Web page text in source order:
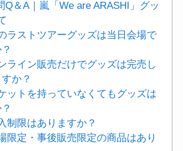
＆A｜嵐「We are ARASHI」グッ
ラストツアーグッズは当日会場で
ライン販売だけでグッズは完売し
か？
ットを持っていなくてもグッズは
制限はありますか？
限定・事後販売限定の商品はあり